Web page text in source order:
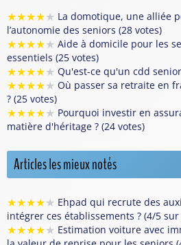
★★★★★ La domotique, une alliée
l’autonomie des seniors (28 votes)
★★★★★ Aide à domicile pour les
essentiels (25 votes)
★★★★★ Qu'est-ce qu'un cdd
★★★★★ Où passer sa retraite en
? (25 votes)
★★★★★ Pourquoi investir en
matière d'héritage ? (24 votes)
Articles les mieux notés
★★★★★ Ehpad qui recrute des
intégrer ces établissements ? (4/5 sur
★★★★★ Estimation voiture avec